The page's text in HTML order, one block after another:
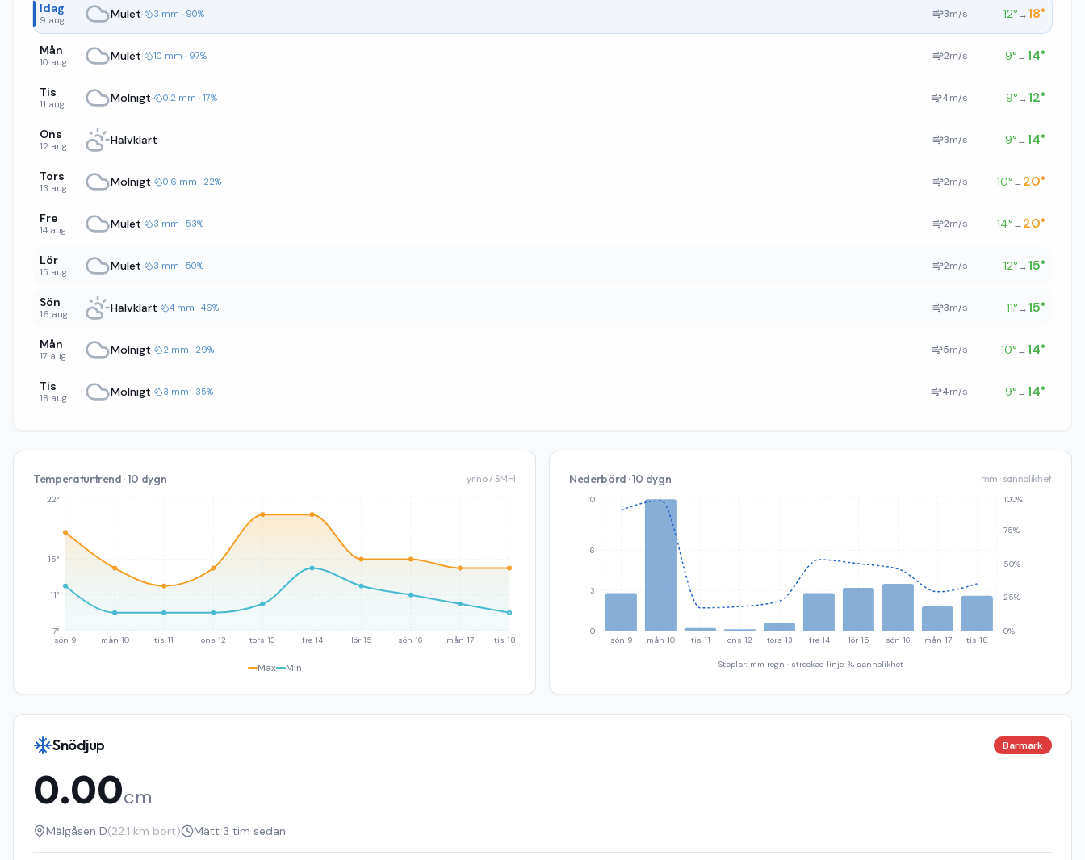
Idag
9 aug. Mulet· 3 mm · 90% 3m/s 12°→18°
Mån
10 aug. Mulet· 10 mm · 97% 2m/s 9°→14°
Tis
11 aug. Molnigt· 0.2 mm · 17% 4m/s 9°→12°
Ons
12 aug. Halvklart 3m/s 9°→14°
Tors
13 aug. Molnigt· 0.6 mm · 22% 2m/s 10°→20°
Fre
14 aug. Mulet· 3 mm · 53% 2m/s 14°→20°
Lör
15 aug. Mulet· 3 mm · 50% 2m/s 12°→15°
Sön
16 aug. Halvklart· 4 mm · 46% 3m/s 11°→15°
Mån
17 aug. Molnigt· 2 mm · 29% 5m/s 10°→14°
Tis
18 aug. Molnigt· 3 mm · 35% 4m/s 9°→14°
Temperaturtrend · 10 dygn yr.no / SMHI
sön 9 mån 10 tis 11 ons 12 tors 13 fre 14 lör 15 sön 16 mån 17 tis 18
7°
11°
15°
22°
Max Min
Nederbörd · 10 dygn mm · sannolikhet
sön 9 mån 10 tis 11 ons 12 tors 13 fre 14 lör 15 sön 16 mån 17 tis 18
0
3
6
10
0%
25%
50%
75%
100%
Staplar: mm regn · streckad linje: % sannolikhet
Snödjup Barmark
0.00cm
Mälgåsen D(22.1 km bort) Mätt 3 tim sedan